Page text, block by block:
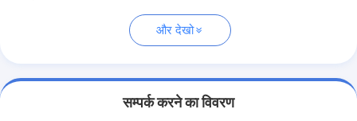
और देखो
सम्पर्क करने का विवरण